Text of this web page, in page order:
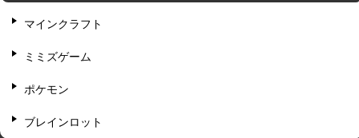
マインクラフト
ミミズゲーム
ポケモン
ブレインロット